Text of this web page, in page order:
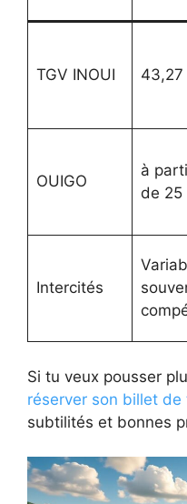
TGV INOUI 43,27
OUIGO
à
de 25
Intercités
Si tu veux pousser
réserver son billet de
subtilités et bonnes